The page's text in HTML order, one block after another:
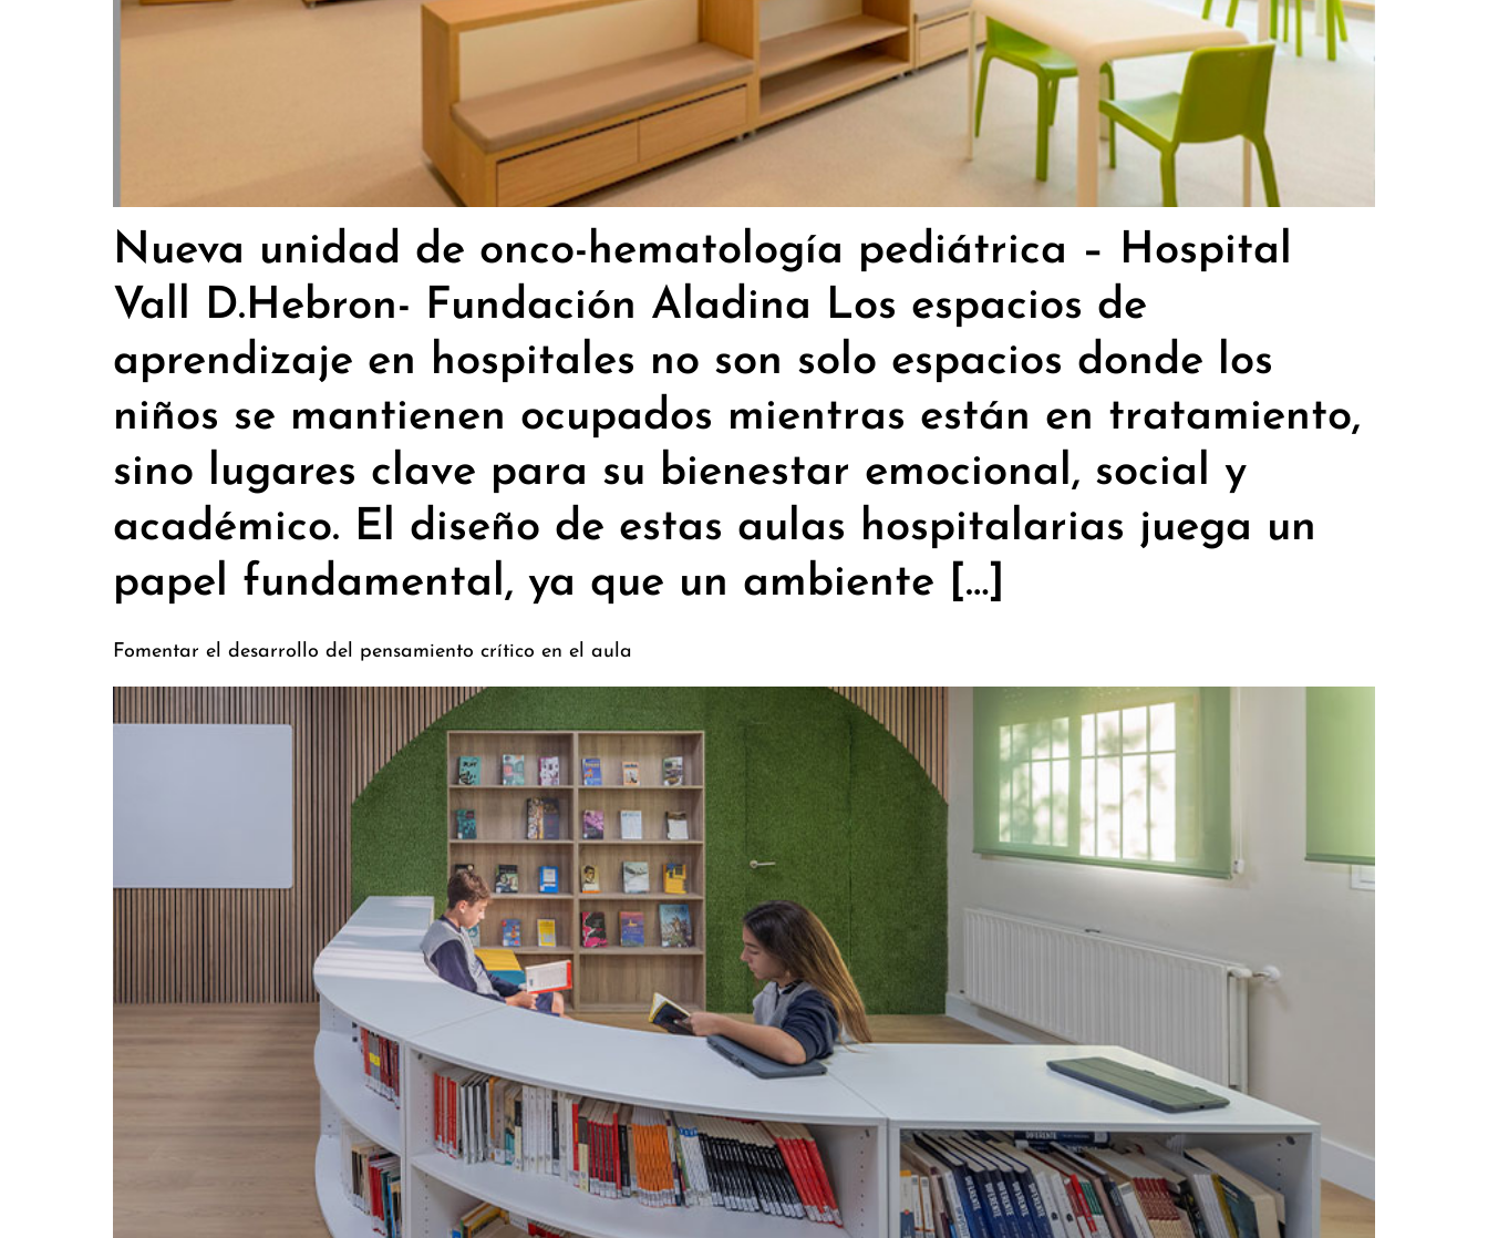
Nueva unidad de onco-hematología pediátrica – Hospital
Vall D.Hebron- Fundación Aladina Los espacios de
aprendizaje en hospitales no son solo espacios donde los
niños se mantienen ocupados mientras están en tratamiento,
sino lugares clave para su bienestar emocional, social y
académico. El diseño de estas aulas hospitalarias juega un
papel fundamental, ya que un ambiente […]
Fomentar el desarrollo del pensamiento crítico en el aula